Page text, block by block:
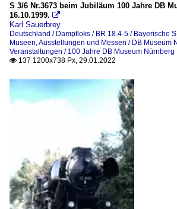
S 3/6 Nr.3673 beim Jubiläum 100 Jahre DB
16.10.1999. 
Karl Sauerbrey
Deutschland / Dampfloks / BR 18.4-5 / Bayerische
Museen, Ausstellungen und Messen / DB Museum
Veranstaltungen / 100 Jahre DB Museum Nürnberg
 137 1200x738 Px, 29.01.2022